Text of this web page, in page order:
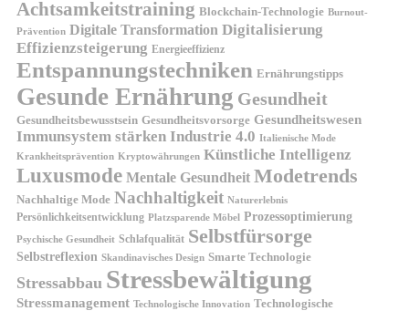
Achtsamkeitstraining Blockchain-Technologie Burnout-
Prävention Digitale Transformation Digitalisierung
Effizienzsteigerung Energieeffizienz
Entspannungstechniken Ernährungstipps
Gesunde Ernährung Gesundheit
Gesundheitsbewusstsein Gesundheitsvorsorge Gesundheitswesen
Immunsystem stärken Industrie 4.0 Italienische Mode
Krankheitsprävention Kryptowährungen Künstliche Intelligenz
Luxusmode Mentale Gesundheit Modetrends
Nachhaltige Mode Nachhaltigkeit Naturerlebnis
Persönlichkeitsentwicklung Platzsparende Möbel Prozessoptimierung
Psychische Gesundheit Schlafqualität Selbstfürsorge
Selbstreflexion Skandinavisches Design Smarte Technologie
Stressabbau Stressbewältigung
Stressmanagement Technologische Innovation Technologische